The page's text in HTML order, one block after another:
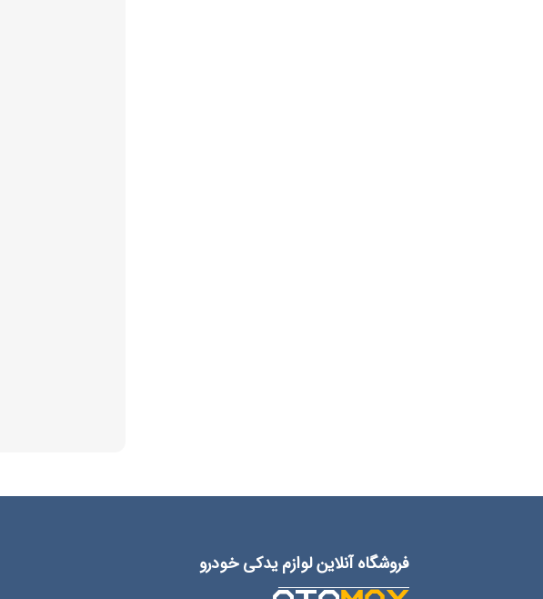
فروشگاه آنلاین لوازم یدکی خودرو